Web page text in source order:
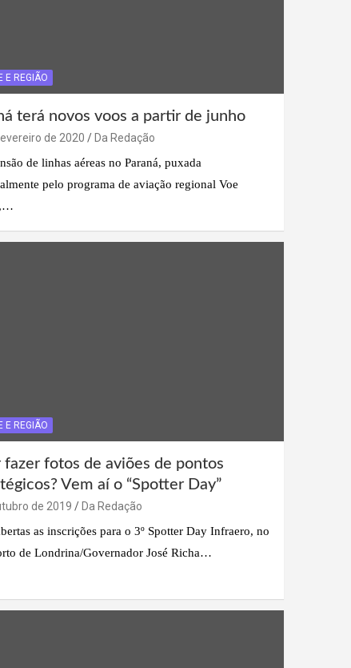
E REGIÃO
terá novos voos a partir de junho
de 2020
Da Redação
de linhas aéreas no Paraná, puxada
pelo programa de aviação regional Voe
E REGIÃO
fazer fotos de aviões de pontos
Vem aí o “Spotter Day”
de 2019
Da Redação
as inscrições para o 3º Spotter Day Infraero, no
de Londrina/Governador José Richa…